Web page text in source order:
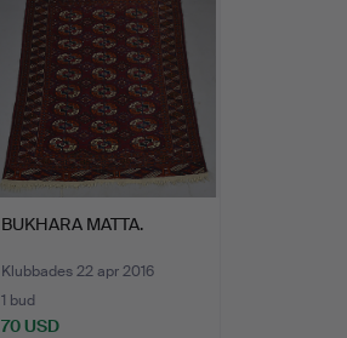
BUKHARA MATTA.
Klubbades 22 apr 2016
1 bud
70 USD